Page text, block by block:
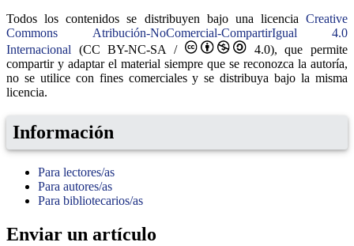
Todos los contenidos se distribuyen bajo una licencia Creative
Commons Atribución-NoComercial-CompartirIgual 4.0
Internacional (CC BY-NC-SA /
4.0), que permite
compartir y adaptar el material siempre que se reconozca la autoría,
no se utilice con fines comerciales y se distribuya bajo la misma
licencia.
Información
Para lectores/as
Para autores/as
Para bibliotecarios/as
Enviar un artículo